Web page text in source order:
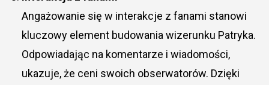
Angażowanie się w interakcje z fanami stanowi
kluczowy element budowania wizerunku Patryka.
Odpowiadając na komentarze i wiadomości,
ukazuje, że ceni swoich obserwatorów. Dzięki